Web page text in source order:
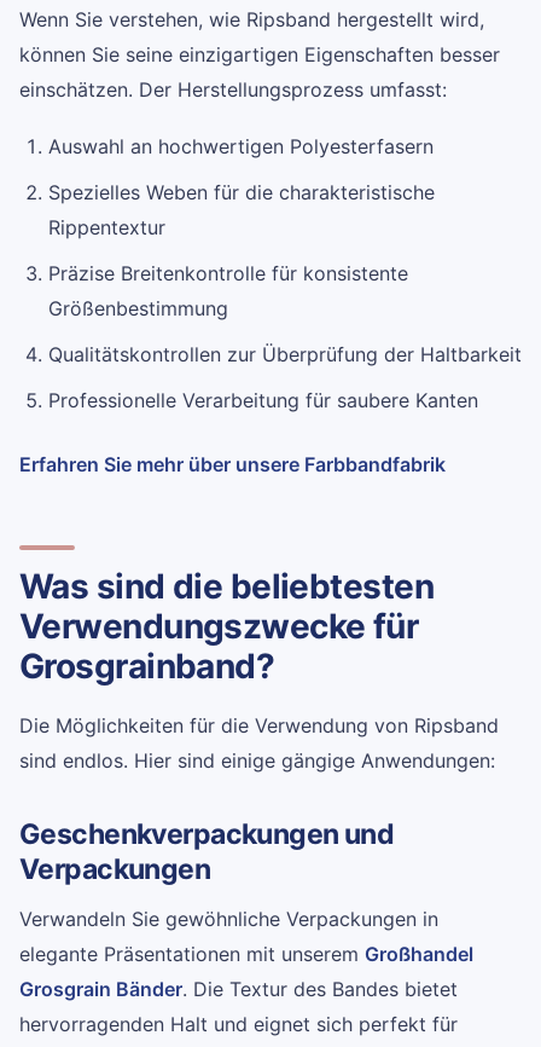
Wenn Sie verstehen, wie Ripsband hergestellt wird,
können Sie seine einzigartigen Eigenschaften besser
einschätzen. Der Herstellungsprozess umfasst:
Auswahl an hochwertigen Polyesterfasern
Spezielles Weben für die charakteristische
Rippentextur
Präzise Breitenkontrolle für konsistente
Größenbestimmung
Qualitätskontrollen zur Überprüfung der Haltbarkeit
Professionelle Verarbeitung für saubere Kanten
Erfahren Sie mehr über unsere Farbbandfabrik
Was sind die beliebtesten
Verwendungszwecke für
Grosgrainband?
Die Möglichkeiten für die Verwendung von Ripsband
sind endlos. Hier sind einige gängige Anwendungen:
Geschenkverpackungen und
Verpackungen
Verwandeln Sie gewöhnliche Verpackungen in
elegante Präsentationen mit unserem Großhandel
Grosgrain Bänder. Die Textur des Bandes bietet
hervorragenden Halt und eignet sich perfekt für